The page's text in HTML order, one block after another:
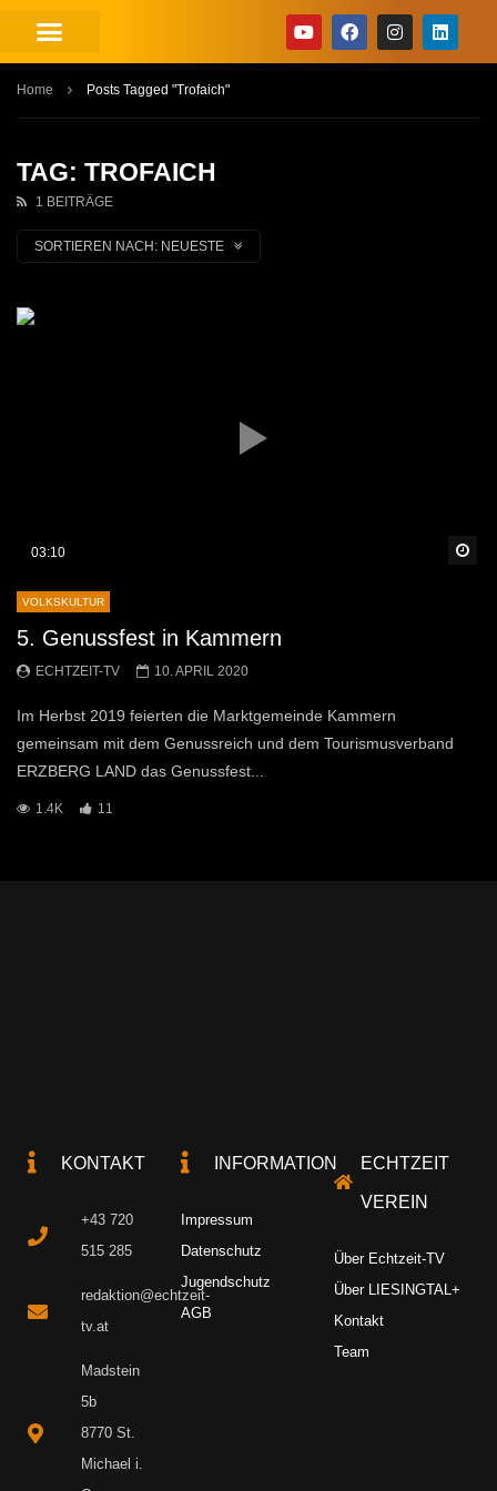
Home Posts Tagged "Trofaich"
TAG: TROFAICH
1 BEITRÄGE
SORTIEREN NACH: NEUESTE
03:10
VOLKSKULTUR
5. Genussfest in Kammern
ECHTZEIT-TV 10. APRIL 2020
Im Herbst 2019 feierten die Marktgemeinde Kammern
gemeinsam mit dem Genussreich und dem Tourismusverband
ERZBERG LAND das Genussfest...
1.4K 11
KONTAKT
+43 720
515 285
redaktion@echtzeit-
tv.at
Madstein
5b
8770 St.
Michael i.
INFORMATION
Impressum
Datenschutz
Jugendschutz
AGB
ECHTZEIT
VEREIN
Über Echtzeit-TV
Über LIESINGTAL+
Kontakt
Team